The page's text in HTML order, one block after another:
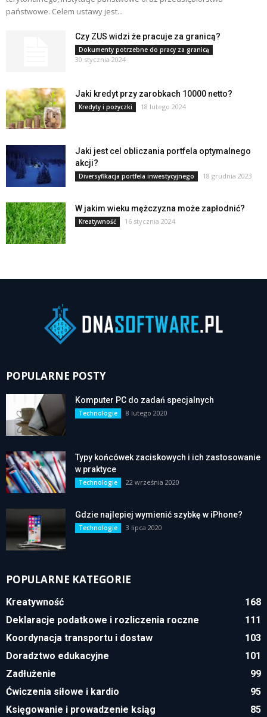
państwowe. Celem ustawy jest...
Czy ZUS widzi że pracuje za granicą?
Dokumenty potrzebne do pracy za granicą
30 stycznia 2024
Jaki kredyt przy zarobkach 10000 netto?
Kredyty i pożyczki 18 lutego 2024
Jaki jest cel obliczania portfela optymalnego
akcji?
Diversyfikacja portfela inwestycyjnego 18 grudnia 2023
W jakim wieku mężczyzna może zapłodnić?
Kreatywność 16 stycznia 2024
POPULARNE POSTY
Komputer PC do zadań specjalnych
Technologie 8 lutego 2020
Typy końcówek zaciskowych i ich zastosowanie
w praktyce
Technologie 22 września 2020
Gdzie najlepiej wymienić szybkę w iPhone?
Technologie 3 lipca 2020
POPULARNE KATEGORIE
Kreatywność
168
Deklaracje podatkowe i rozliczenia roczne
111
Koordynacja transportu i dostaw
103
Doradztwo edukacyjne
101
Zadłużenie
99
Ćwiczenia siłowe i kardio
95
Księgowanie i prowadzenie ksiąg
85